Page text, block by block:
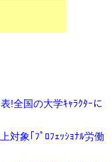
!全国の大学ｷｬﾗｸﾀｰに
対象｢ﾌﾟﾛﾌｪｯｼｮﾅﾙ労働